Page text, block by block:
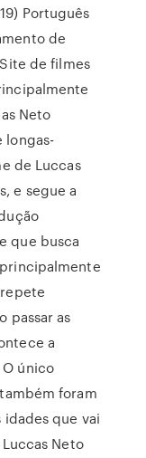
Português
de
de filmes
Neto
longas-
de Luccas
e segue a
que busca
passar as
a
único
foram
idades que vai
Neto